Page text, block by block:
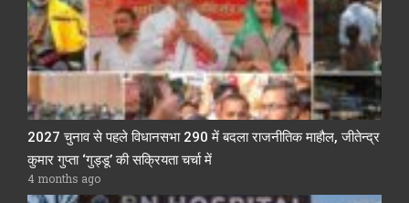
2027 चुनाव से पहले विधानसभा 290 में बदला राजनीतिक माहौल, जीतेन्द्र
कुमार गुप्ता ‘गुड्डू’ की सक्रियता चर्चा में
4 months ago